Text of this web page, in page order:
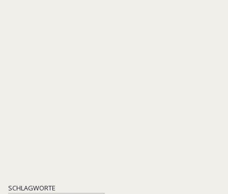
SCHLAGWORTE